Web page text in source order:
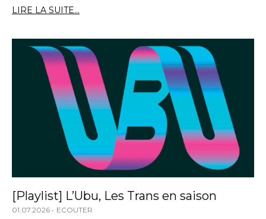
LIRE LA SUITE...
[Playlist] L’Ubu, Les Trans en saison
01.07.2026 ECOUTER